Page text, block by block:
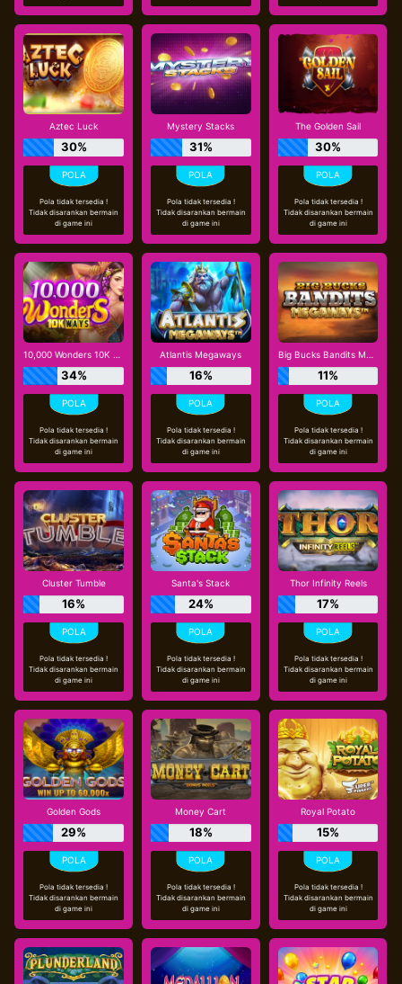
Aztec Luck
30%
Pola tidak tersedia !
Tidak disarankan bermain
di game ini
Mystery Stacks
31%
Pola tidak tersedia !
Tidak disarankan bermain
di game ini
The Golden Sail
30%
Pola tidak tersedia !
Tidak disarankan bermain
di game ini
10,000 Wonders 10K Ways
34%
Pola tidak tersedia !
Tidak disarankan bermain
di game ini
Atlantis Megaways
16%
Pola tidak tersedia !
Tidak disarankan bermain
di game ini
Big Bucks Bandits Megaways
11%
Pola tidak tersedia !
Tidak disarankan bermain
di game ini
Cluster Tumble
16%
Pola tidak tersedia !
Tidak disarankan bermain
di game ini
Santa's Stack
24%
Pola tidak tersedia !
Tidak disarankan bermain
di game ini
Thor Infinity Reels
17%
Pola tidak tersedia !
Tidak disarankan bermain
di game ini
Golden Gods
29%
Pola tidak tersedia !
Tidak disarankan bermain
di game ini
Money Cart
18%
Pola tidak tersedia !
Tidak disarankan bermain
di game ini
Royal Potato
15%
Pola tidak tersedia !
Tidak disarankan bermain
di game ini